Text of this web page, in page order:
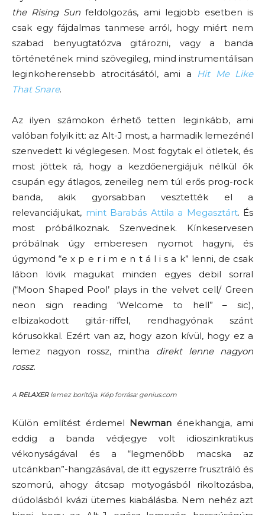
the Rising Sun feldolgozás, ami legjobb esetben is
csak egy fájdalmas tanmese arról, hogy miért nem
szabad benyugtatózva gitározni, vagy a banda
történetének mind szövegileg, mind instrumentálisan
leginkoherensebb atrocitásától, ami a Hit Me Like
That Snare.
Az ilyen számokon érhető tetten leginkább, ami
valóban folyik itt: az Alt-J most, a harmadik lemezénél
szenvedett ki véglegesen. Most fogytak el ötletek, és
most jöttek rá, hogy a kezdőenergiájuk nélkül ők
csupán egy átlagos, zeneileg nem túl erős prog-rock
banda, akik gyorsabban vesztették el a
relevanciájukat, mint Barabás Attila a Megasztárt. És
most próbálkoznak. Szenvednek. Kínkeservesen
próbálnak úgy emberesen nyomot hagyni, és
úgymond “e x p e r i m e n t á l i s a k” lenni, de csak
lábon lövik magukat minden egyes debil sorral
(“Moon Shaped Pool’ plays in the velvet cell/ Green
neon sign reading ‘Welcome to hell” – sic),
elbizakodott gitár-riffel, rendhagyónak szánt
kórusokkal. Ezért van az, hogy azon kívül, hogy ez a
lemez nagyon rossz, mintha direkt lenne nagyon
rossz.
A RELAXERlemez borítója. Kép forrása: genius.com
Külön említést érdemel Newman énekhangja, ami
eddig a banda védjegye volt idioszinkratikus
vékonyságával és a “legmenőbb macska az
utcánkban”-hangzásával, de itt egyszerre frusztráló és
szomorú, ahogy átcsap motyogásból rikoltozásba,
dúdolásból kvázi ütemes kiabálásba. Nem nehéz azt